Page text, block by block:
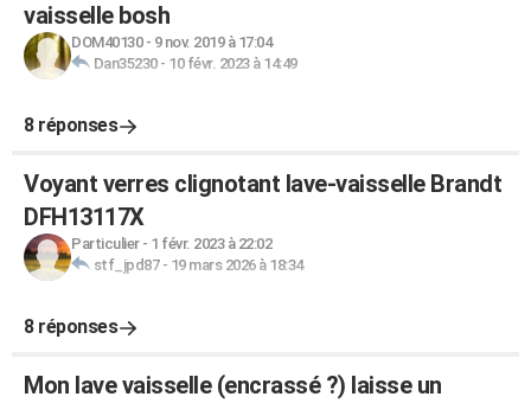
vaisselle bosh
DOM40130- 9 nov. 2019 à 17:04
Dan35230- 10 févr. 2023 à 14:49
8 réponses
Voyant verres clignotant lave-vaisselle Brandt
DFH13117X
Particulier- 1 févr. 2023 à 22:02
stf_jpd87- 19 mars 2026 à 18:34
8 réponses
Mon lave vaisselle (encrassé ?) laisse un